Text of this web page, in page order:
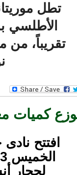
تطل
تقريباً، من
افتتح نادى
لحجار